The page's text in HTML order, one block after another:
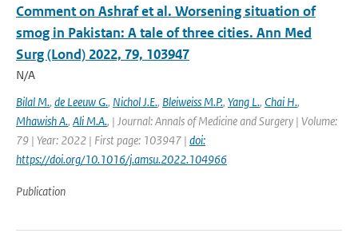
Comment on Ashraf et al. Worsening situation of
smog in Pakistan: A tale of three cities. Ann Med
Surg (Lond) 2022, 79, 103947
N/A
Bilal M., de Leeuw G., Nichol J.E., Bleiweiss M.P., Yang L., Chai H.,
Mhawish A., Ali M.A., | Journal: Annals of Medicine and Surgery | Volume:
79 | Year: 2022 | First page: 103947 | doi:
https://doi.org/10.1016/j.amsu.2022.104966
Publication